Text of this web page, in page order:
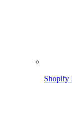
Shopify